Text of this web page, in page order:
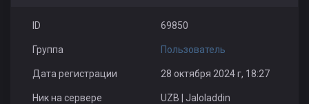
ID 69850
Группа Пользователь
Дата регистрации 28 октября 2024 г, 18:27
Ник на сервере UZB | Jaloladdin